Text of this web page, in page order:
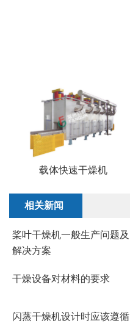
载体快速干燥机
相关新闻
桨叶干燥机一般生产问题及
解决方案
干燥设备对材料的要求
闪蒸干燥机设计时应该遵循